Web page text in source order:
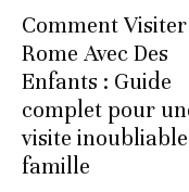
Comment Visiter
Rome Avec Des
Enfants : Guide
complet pour
visite
famille